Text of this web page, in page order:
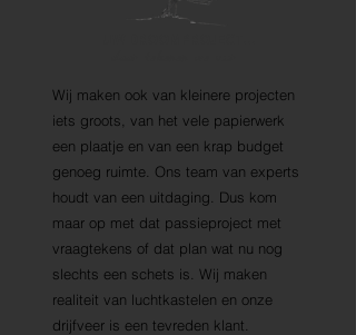
Wij maken ook van kleinere projecten
iets groots, van het vele papierwerk
een plaatje en van een krap budget
genoeg ruimte. Ons team van experts
houdt van een uitdaging. Dus kom
maar op met dat passieproject met
vraagtekens of dat plan wat nu nog
slechts een schets is. Wij maken
realiteit van luchtkastelen en onze
drijfveer is een tevreden klant.